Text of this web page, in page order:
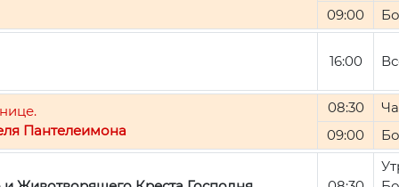
09:00
16:00
Пантелеимона
08:30
09:00